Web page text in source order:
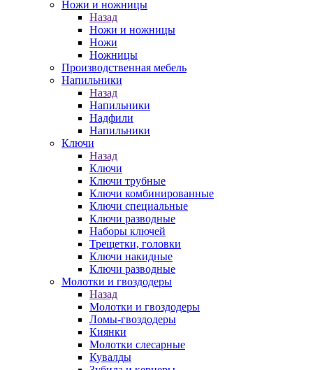
Ножи и ножницы
Назад
Ножи и ножницы
Ножи
Ножницы
Производственная мебель
Напильники
Назад
Напильники
Надфили
Напильники
Ключи
Назад
Ключи
Ключи трубные
Ключи комбинированные
Ключи специальные
Ключи разводные
Наборы ключей
Трещетки, головки
Ключи накидные
Ключи разводные
Молотки и гвоздодеры
Назад
Молотки и гвоздодеры
Ломы-гвоздодеры
Киянки
Молотки слесарные
Кувалды